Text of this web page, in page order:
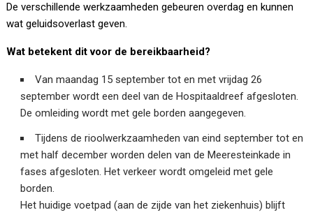
De verschillende werkzaamheden gebeuren overdag en kunnen
wat geluidsoverlast geven.
Wat betekent dit voor de bereikbaarheid?
Van maandag 15 september tot en met vrijdag 26
september wordt een deel van de Hospitaaldreef afgesloten.
De omleiding wordt met gele borden aangegeven.
Tijdens de rioolwerkzaamheden van eind september tot en
met half december worden delen van de Meeresteinkade in
fases afgesloten. Het verkeer wordt omgeleid met gele
borden.
Het huidige voetpad (aan de zijde van het ziekenhuis) blijft